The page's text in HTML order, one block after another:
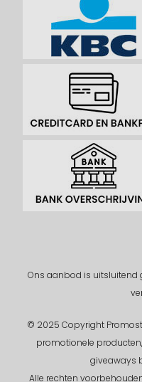
Ons aanbod is uitsluitend
© 2025 Copyright
promotionele
giveaways
Alle rechten